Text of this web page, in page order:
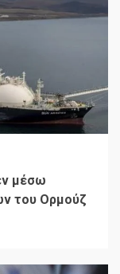
μέσω
του Ορμούζ